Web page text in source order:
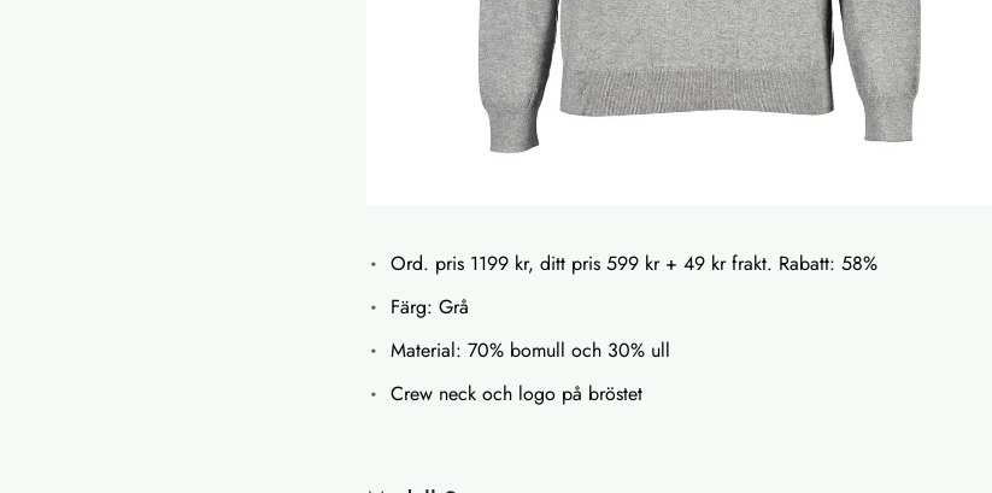
Ord. pris 1199 kr, ditt pris 599 kr + 49 kr frakt. Rabatt: 58%
Färg: Grå
Material: 70% bomull och 30% ull
Crew neck och logo på bröstet